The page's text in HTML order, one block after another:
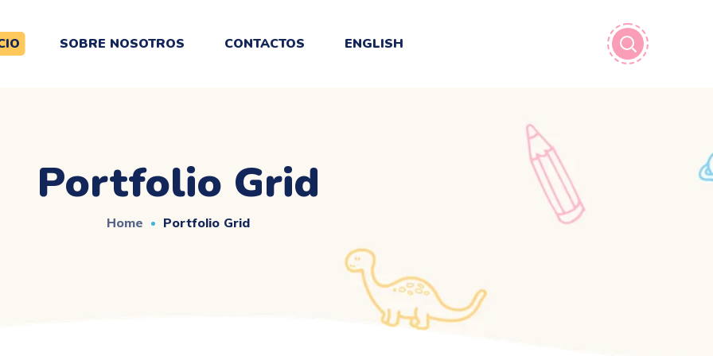
SOBRE NOSOTROS CONTACTOS ENGLISH
Portfolio Grid
Home Portfolio Grid